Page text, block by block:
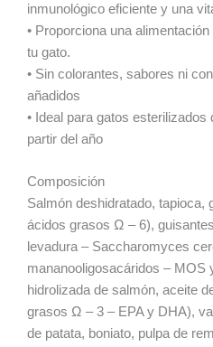
inmunológico eficiente y una
• Proporciona una
tu gato.
• Sin colorantes, sabores ni
añadidos
• Ideal para gatos
partir del año
Composición
Salmón deshidratado, tapioca,
ácidos grasos Ω – 6),
levadura – Saccharomyces
mananooligosacáridos – MOS
hidrolizada de salmón, aceite
grasos Ω – 3 – EPA y DHA),
de patata, boniato, pulpa de